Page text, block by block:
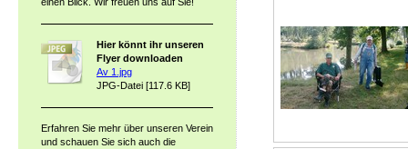
Hier könnt ihr unseren
Flyer downloaden
Av 1.jpg
JPG-Datei [117.6 KB]
Erfahren Sie mehr über unseren Verein
und schauen Sie sich auch die